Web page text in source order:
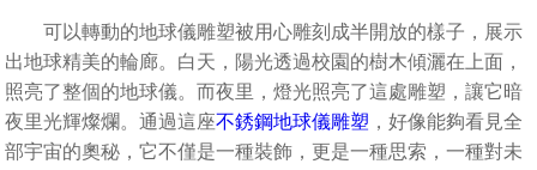
可以轉動的地球儀雕塑被用心雕刻成半開放的樣子，展示
出地球精美的輪廊。白天，陽光透過校園的樹木傾灑在上面，
照亮了整個的地球儀。而夜里，燈光照亮了這處雕塑，讓它暗
夜里光輝燦爛。通過這座不銹鋼地球儀雕塑 ，好像能夠看見全
部宇宙的奧秘，它不僅是一種裝飾，更是一種思索，一種對未